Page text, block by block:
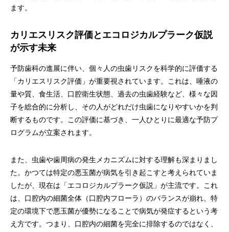
ます。
カリエスリスク評価とエコロジカルプラーク仮説
が示す未来
予防歯科の進展に伴い、個々人の虫歯リスクを科学的に評価する
「カリエスリスク評価」が重要視されています。これは、唾液の
量や質、食生活、口腔衛生状態、過去の虫歯経験など、様々な因
子を総合的に分析し、その人がどれだけ虫歯になりやすいかを判
断するものです。この評価に基づき、一人ひとりに最適な予防プ
ログラムが立案されます。
また、虫歯や歯周病の発生メカニズムに対する理解も深まりまし
た。かつては特定の悪玉菌が病気を引き起こすと考えられていま
したが、現在は「エコロジカルプラーク仮説」が主流です。これ
は、口腔内の細菌全体（口腔内フローラ）のバランスが崩れ、特
定の環境下で悪玉菌が優勢になることで病気が発症するという考
え方です。つまり、口腔内の細菌を完全に排除するのではなく、